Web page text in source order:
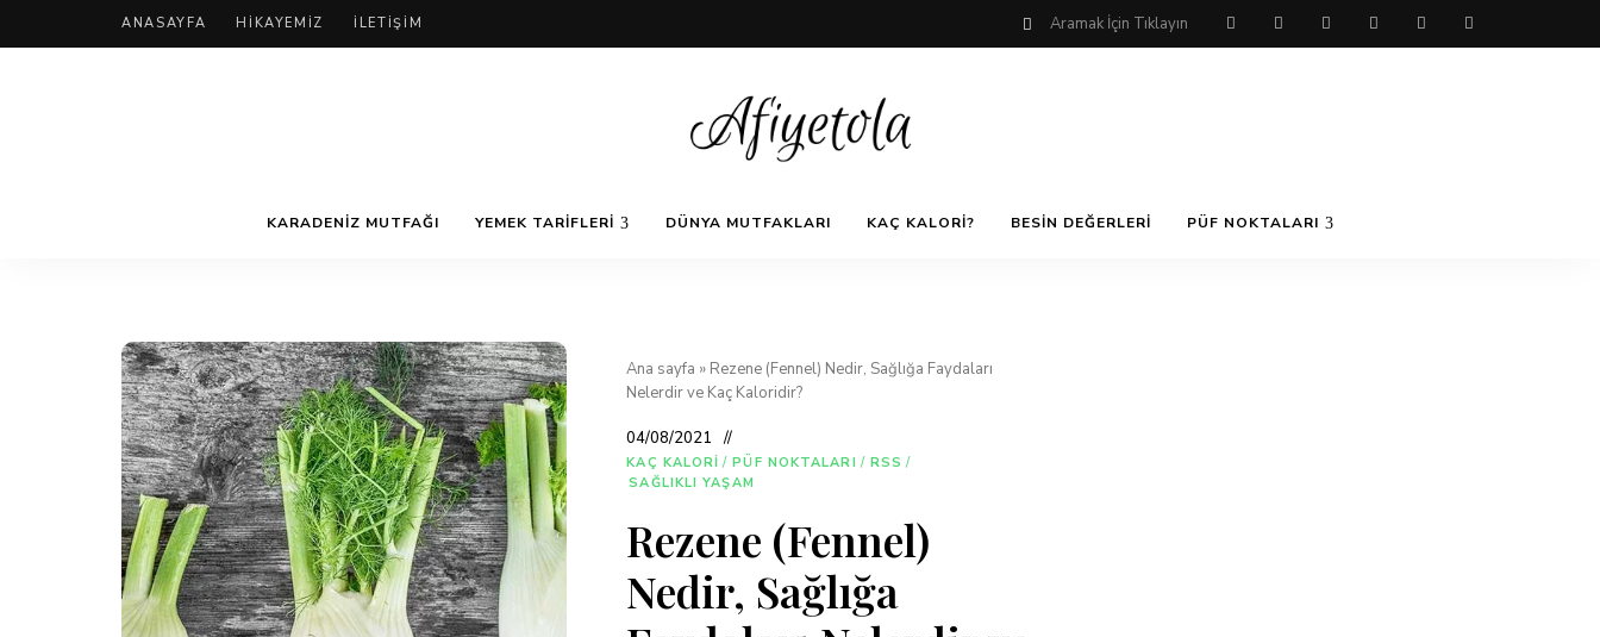
ANASAYFA HIKAYEMIZ İLETIŞIM
AfiyetOla
Kolay
Yemek
Tarifleri
ve
Lezzetli,
tatlılar,
salatalar,
et
yemekleri
ve
kurabiyeler
KARADENIZ MUTFAĞI YEMEK TARIFLERI DÜNYA MUTFAKLARI KAÇ KALORI? BESIN DEĞERLERI PÜF NOKTALARI
Ana sayfa » Rezene (Fennel) Nedir, Sağlığa Faydaları
Nelerdir ve Kaç Kaloridir?
04/08/2021
KAÇ KALORI / PÜF NOKTALARI / RSS /
SAĞLIKLI YAŞAM
Rezene (Fennel)
Nedir, Sağlığa